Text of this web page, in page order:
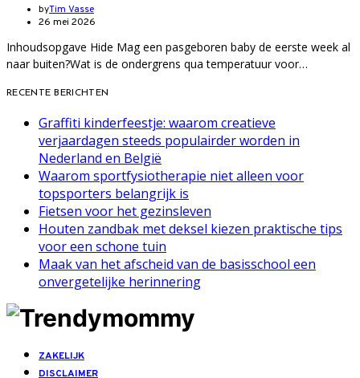
byTim Vasse
26 mei 2026
Inhoudsopgave Hide Mag een pasgeboren baby de eerste week al
naar buiten?Wat is de ondergrens qua temperatuur voor…
RECENTE BERICHTEN
Graffiti kinderfeestje: waarom creatieve
verjaardagen steeds populairder worden in
Nederland en België
Waarom sportfysiotherapie niet alleen voor
topsporters belangrijk is
Fietsen voor het gezinsleven
Houten zandbak met deksel kiezen praktische tips
voor een schone tuin
Maak van het afscheid van de basisschool een
onvergetelijke herinnering
ZAKELIJK
DISCLAIMER